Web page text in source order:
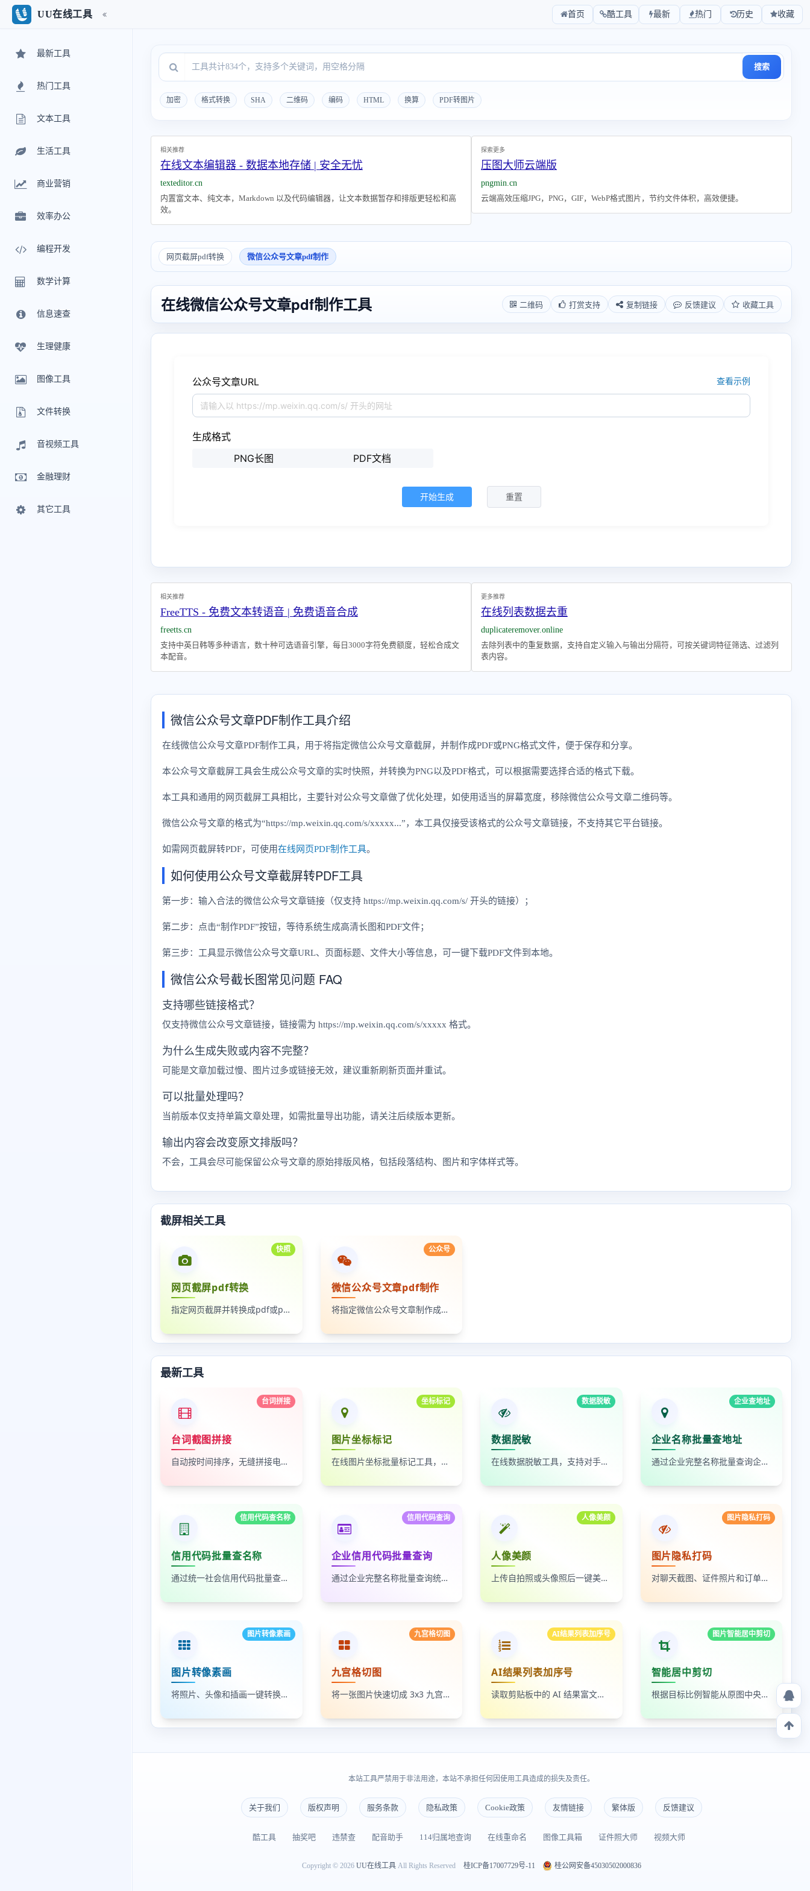
最新工具
热门工具
文本工具
生活工具
商业营销
效率办公
编程开发
数学计算
信息速查
生理健康
图像工具
文件转换
音视频工具
金融理财
其它工具
UU在线工具 首页 酷工具 最新 热门 历史 收藏
搜索
加密 格式转换 SHA 二维码 编码 HTML 换算 PDF转图片
相关推荐
在线文本编辑器 - 数据本地存储 | 安全无忧
texteditor.cn
内置富文本、纯文本，Markdown 以及代码编辑器，让文本数据暂存和排版更轻松和高
效。
探索更多
压图大师云端版
pngmin.cn
云端高效压缩JPG，PNG，GIF，WebP格式图片，节约文件体积，高效便捷。
网页截屏pdf转换 微信公众号文章pdf制作
在线微信公众号文章pdf制作工具 二维码 打赏支持 复制链接 反馈建议 收藏工具
查看示例
公众号文章URL
生成格式
PNG长图
PDF文档
开始生成 重置
相关推荐
FreeTTS - 免费文本转语音 | 免费语音合成
freetts.cn
支持中英日韩等多种语言，数十种可选语音引擎，每日3000字符免费额度，轻松合成文
本配音。
更多推荐
在线列表数据去重
duplicateremover.online
去除列表中的重复数据，支持自定义输入与输出分隔符，可按关键词特征筛选、过滤列
表内容。
微信公众号文章PDF制作工具介绍
在线微信公众号文章PDF制作工具，用于将指定微信公众号文章截屏，并制作成PDF或PNG格式文件，便于保存和分享。
本公众号文章截屏工具会生成公众号文章的实时快照，并转换为PNG以及PDF格式，可以根据需要选择合适的格式下载。
本工具和通用的网页截屏工具相比，主要针对公众号文章做了优化处理，如使用适当的屏幕宽度，移除微信公众号文章二维码等。
微信公众号文章的格式为“https://mp.weixin.qq.com/s/xxxxx...”，本工具仅接受该格式的公众号文章链接，不支持其它平台链接。
如需网页截屏转PDF，可使用在线网页PDF制作工具。
如何使用公众号文章截屏转PDF工具
第一步：输入合法的微信公众号文章链接（仅支持 https://mp.weixin.qq.com/s/ 开头的链接）；
第二步：点击“制作PDF”按钮，等待系统生成高清长图和PDF文件；
第三步：工具显示微信公众号文章URL、页面标题、文件大小等信息，可一键下载PDF文件到本地。
微信公众号截长图常见问题 FAQ
支持哪些链接格式？
仅支持微信公众号文章链接，链接需为 https://mp.weixin.qq.com/s/xxxxx 格式。
为什么生成失败或内容不完整？
可能是文章加载过慢、图片过多或链接无效，建议重新刷新页面并重试。
可以批量处理吗？
当前版本仅支持单篇文章处理，如需批量导出功能，请关注后续版本更新。
输出内容会改变原文排版吗？
不会，工具会尽可能保留公众号文章的原始排版风格，包括段落结构、图片和字体样式等。
截屏相关工具
快照
网页截屏pdf转换
指定网页截屏并转换成pdf或png文件
公众号
微信公众号文章pdf制作
将指定微信公众号文章制作成pdf或png格式文件
最新工具
台词拼接
台词截图拼接
自动按时间排序，无缝拼接电影台词截图
坐标标记
图片坐标标记
在线图片坐标批量标记工具，支持自定义红点、颜色、大小及序号
数据脱敏
数据脱敏
在线数据脱敏工具，支持对手机号、身份证号、姓名、邮箱等敏感数据进行批量脱敏处理，保护隐私安全
企业查地址
企业名称批量查地址
通过企业完整名称批量查询企业地址，支持查看默认地址、年报地址和注册地址，适合企业资料整理和工商信息核对
信用代码查名称
信用代码批量查名称
通过统一社会信用代码批量查询企业名称，适合企业名单核验、客户资料整理和工商信息补全
信用代码查询
企业信用代码批量查询
通过企业完整名称批量查询统一社会信用代码，适合企业资料整理、名单核验和工商信息匹配
人像美颜
人像美颜
上传自拍照或头像照后一键美颜，支持人像磨皮、提亮和美颜强度调节，适合人物照片快速优化
图片隐私打码
图片隐私打码
对聊天截图、证件照片和订单页面中的敏感内容进行局部打码，支持多次框选和重复处理
图片转像素画
图片转像素画
将照片、头像和插画一键转换成像素画风格图片，支持调节像素颗粒度、输出倍率和导出格式
九宫格切图
九宫格切图
将一张图片快速切成 3x3 九宫格小图，支持单张下载和 ZIP 打包下载
AI结果列表加序号
AI结果列表加序号
读取剪贴板中的 AI 结果富文本列表，为 ul、ol 等列表自动补 1-N 序号，支持富文本和纯文本输出
图片智能居中剪切
智能居中剪切
根据目标比例智能从原图中央裁出最大可用区域，适合封面图、缩略图和平台尺寸适配
本站工具严禁用于非法用途，本站不承担任何因使用工具造成的损失及责任。
关于我们 版权声明 服务条款 隐私政策 Cookie政策 友情链接 繁体版 反馈建议
酷工具 抽奖吧 违禁查 配音助手 114归属地查询 在线重命名 图像工具箱 证件照大师 视频大师
Copyright © 2026 UU在线工具All Rights Reserved 桂ICP备17007729号-11 桂公网安备45030502000836